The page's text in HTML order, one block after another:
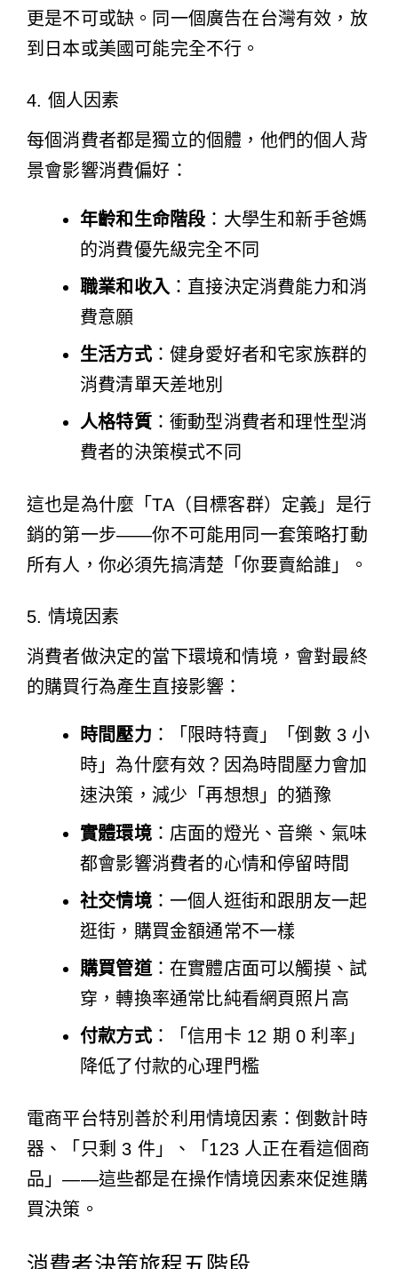
更是不可或缺。同一個廣告在台灣有效，放
到日本或美國可能完全不行。
4. 個人因素
每個消費者都是獨立的個體，他們的個人背
景會影響消費偏好：
年齡和生命階段 ：大學生和新手爸媽
的消費優先級完全不同
職業和收入 ：直接決定消費能力和消
費意願
生活方式：健身愛好者和宅家族群的
消費清單天差地別
人格特質：衝動型消費者和理性型消
費者的決策模式不同
這也是為什麼「TA（目標客群）定義」是行
銷的第一步——你不可能用同一套策略打動
所有人，你必須先搞清楚「你要賣給誰」。
5. 情境因素
消費者做決定的當下環境和情境，會對最終
的購買行為產生直接影響：
時間壓力 ：「限時特賣」「倒數 3 小
時」為什麼有效？因為時間壓力會加
速決策，減少「再想想」的猶豫
實體環境：店面的燈光、音樂、氣味
都會影響消費者的心情和停留時間
社交情境：一個人逛街和跟朋友一起
逛街，購買金額通常不一樣
購買管道：在實體店面可以觸摸、試
穿，轉換率通常比純看網頁照片高
付款方式：「信用卡 12 期 0 利率」
降低了付款的心理門檻
電商平台特別善於利用情境因素：倒數計時
器、「只剩 3 件」、「123 人正在看這個商
品」——這些都是在操作情境因素來促進購
買決策。